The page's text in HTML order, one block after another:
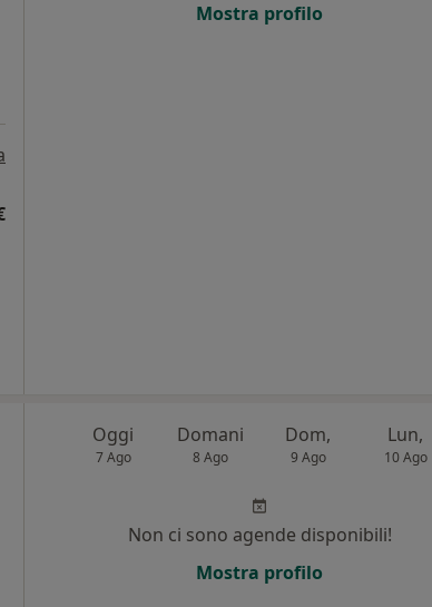
Mostra profilo
Oggi
7 Ago
Domani
8 Ago
Dom,
9 Ago
Lun,
10 Ago
Non ci sono agende disponibili!
Mostra profilo